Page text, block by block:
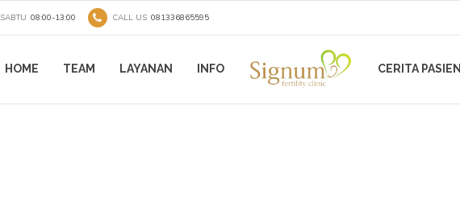
SABTU 08:00-13:00 CALL US 081336865595
HOME TEAM LAYANAN INFO CERITA PASIEN